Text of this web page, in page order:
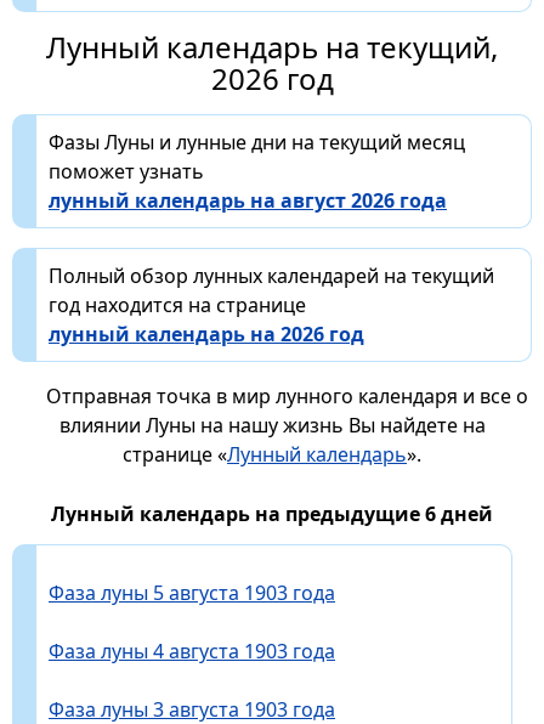
Лунный календарь на текущий,
2026 год
Фазы Луны и лунные дни на текущий месяц
поможет узнать
лунный календарь на август 2026 года
Полный обзор лунных календарей на текущий
год находится на странице
лунный календарь на 2026 год
Отправная точка в мир лунного календаря и все о
влиянии Луны на нашу жизнь Вы найдете на
странице «Лунный календарь».
Лунный календарь на предыдущие 6 дней
Фаза луны 5 августа 1903 года
Фаза луны 4 августа 1903 года
Фаза луны 3 августа 1903 года